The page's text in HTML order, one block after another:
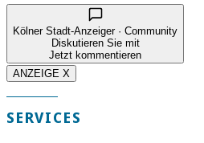
Kölner Stadt-Anzeiger · Community
Diskutieren Sie mit
Jetzt kommentieren
ANZEIGE X
SERVICES